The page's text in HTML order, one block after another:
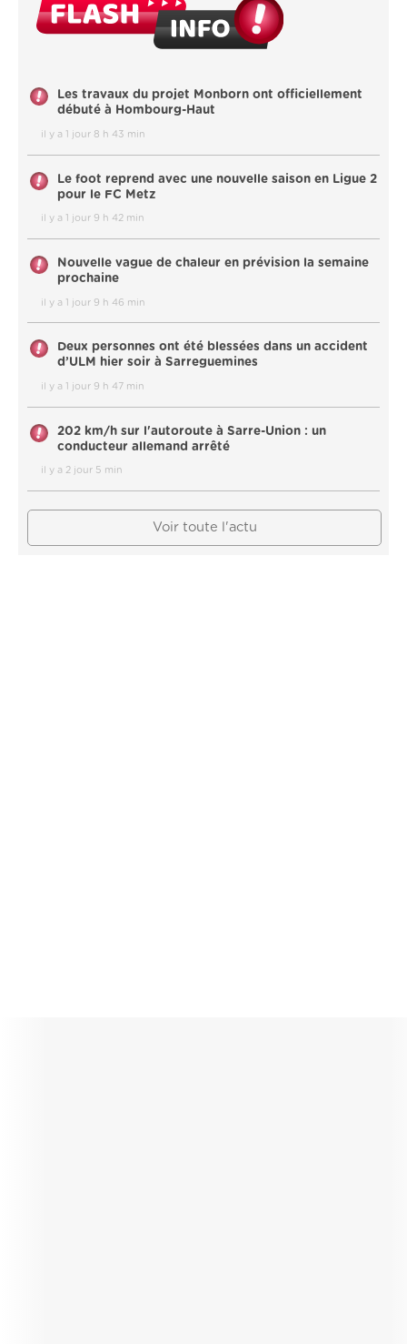
Les travaux du projet Monborn ont officiellement
débuté à Hombourg-Haut
il y a 1 jour 8 h 43 min
Le foot reprend avec une nouvelle saison en Ligue 2
pour le FC Metz
il y a 1 jour 9 h 42 min
Nouvelle vague de chaleur en prévision la semaine
prochaine
il y a 1 jour 9 h 46 min
Deux personnes ont été blessées dans un accident
d’ULM hier soir à Sarreguemines
il y a 1 jour 9 h 47 min
202 km/h sur l'autoroute à Sarre-Union : un
conducteur allemand arrêté
il y a 2 jour 5 min
Voir toute l'actu